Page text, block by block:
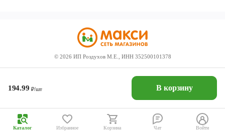
194.99 ₽/шт В корзину
© 2026 ИП Роздухов М.Е., ИНН 352500101378
Каталог Избранное Корзина Чат Войти